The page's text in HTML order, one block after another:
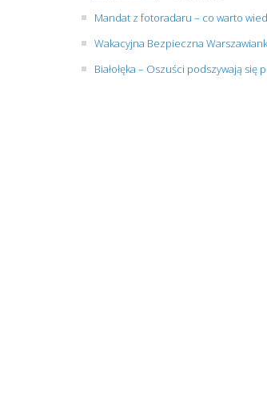
Mandat z fotoradaru – co warto
Wakacyjna Bezpieczna
Białołęka – Oszuści podszywają